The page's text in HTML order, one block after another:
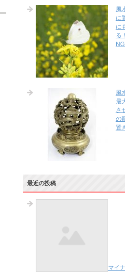
風
に
に
る
風
最
さ
の
置
最近の投稿
マイ